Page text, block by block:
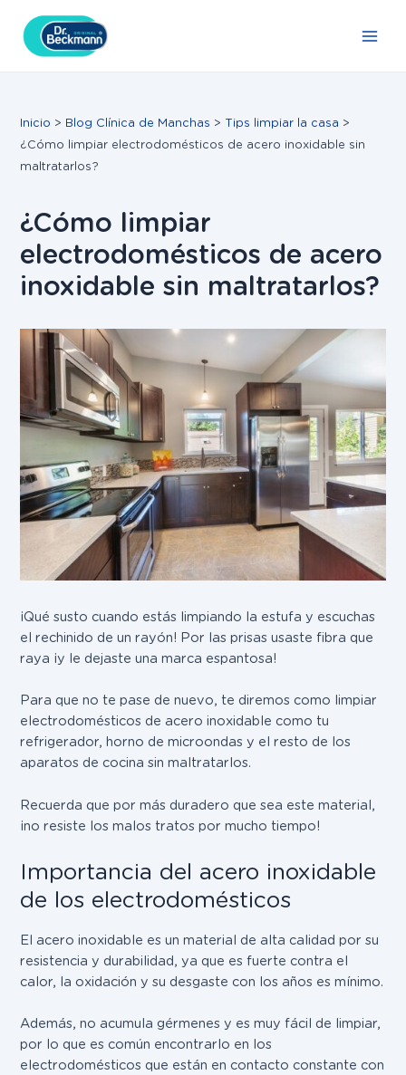
contenido
Inicio Blog Clínica de Manchas
Tips limpiar la casa
¿Cómo limpiar electrodomésticos de acero inoxidable sin
maltratarlos?
¿Cómo limpiar
electrodomésticos de acero
inoxidable sin maltratarlos?
¡Qué susto cuando estás limpiando la estufa y escuchas
el rechinido de un rayón! Por las prisas usaste fibra que
raya ¡y le dejaste una marca espantosa!
Para que no te pase de nuevo, te diremos como limpiar
electrodomésticos de acero inoxidable como tu
refrigerador, horno de microondas y el resto de los
aparatos de cocina sin maltratarlos.
Recuerda que por más duradero que sea este material,
¡no resiste los malos tratos por mucho tiempo!
Importancia del acero inoxidable
de los electrodomésticos
El acero inoxidable es un material de alta calidad por su
resistencia y durabilidad, ya que es fuerte contra el
calor, la oxidación y su desgaste con los años es mínimo.
Además, no acumula gérmenes y es muy fácil de limpiar,
por lo que es común encontrarlo en los
electrodomésticos que están en contacto constante con
de
entradas